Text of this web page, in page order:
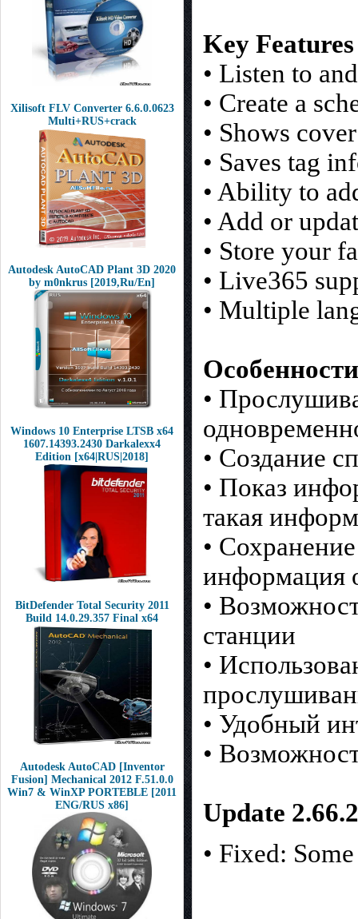
Xilisoft FLV Converter 6.6.0.0623
Multi+RUS+crack
Autodesk AutoCAD Plant 3D 2020
by m0nkrus [2019,Ru/En]
Windows 10 Enterprise LTSB x64
1607.14393.2430 Darkalexx4
Edition [x64|RUS|2018]
BitDefender Total Security 2011
Build 14.0.29.357 Final x64
Autodesk AutoCAD [Inventor
Fusion] Mechanical 2012 F.51.0.0
Win7 & WinXP PORTEBLE [2011
ENG/RUS x86]
Key Features
• Listen to
• Create a
• Shows
• Saves tag
• Ability to
• Add or
• Store your
• Live365
• Multiple
•
• Создание
• Показ
такая
•
информация
•
станции
•
• Удобный
•
Update 2.66.2
• Fixed: